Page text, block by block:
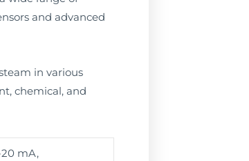
and advanced
in various
chemical, and
mA,